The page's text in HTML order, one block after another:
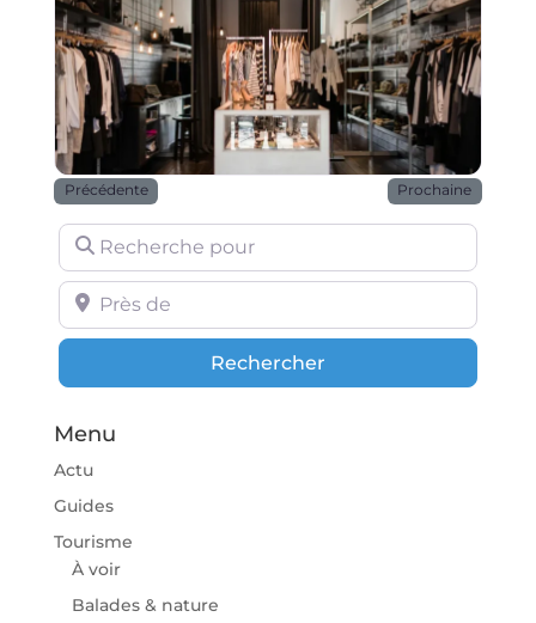
Précédente Prochaine
Recherche pour
Près de
RechercherRechercher
Menu
Actu
Guides
Tourisme
À voir
Balades & nature